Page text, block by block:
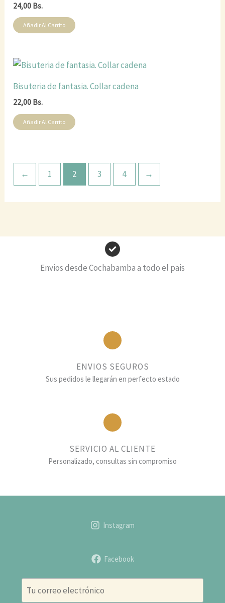
24,00 Bs.
Añadir Al Carrito
Bisuteria de fantasia. Collar cadena
22,00 Bs.
Añadir Al Carrito
← 1 2 3 4 →
Envios desde Cochabamba a todo el pais
ENVIOS SEGUROS
Sus pedidos le llegarán en perfecto estado
SERVICIO AL CLIENTE
Personalizado, consultas sin compromiso
Instagram
Facebook